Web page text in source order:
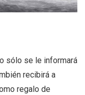
sólo se le informará
recibirá a
regalo de